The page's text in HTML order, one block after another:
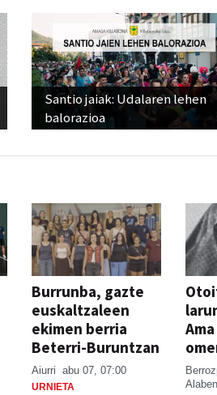
Santio jaiak: Udalaren lehen
balorazioa
Burrunba, gazte
euskaltzaleen
ekimen berria
Beterri-Buruntzan
Aiurri abu 07, 07:00
URNIETA